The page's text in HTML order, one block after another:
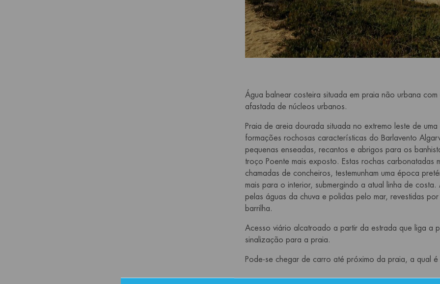
Água balnear costeira situada em praia não urbana
afastada de núcleos urbanos.
Praia de areia dourada situada no extremo leste de
formações rochosas características do Barlavento
pequenas enseadas, recantos e abrigos para os
troço Poente mais exposto. Estas rochas carbonatadas
chamadas de concheiros, testemunham uma época
mais para o interior, submergindo a atual linha de costa.
pelas águas da chuva e polidas pelo mar, revestidas
barrilha.
Acesso viário alcatroado a partir da estrada que liga a
sinalização para a praia.
Pode-se chegar de carro até próximo da praia, a qual